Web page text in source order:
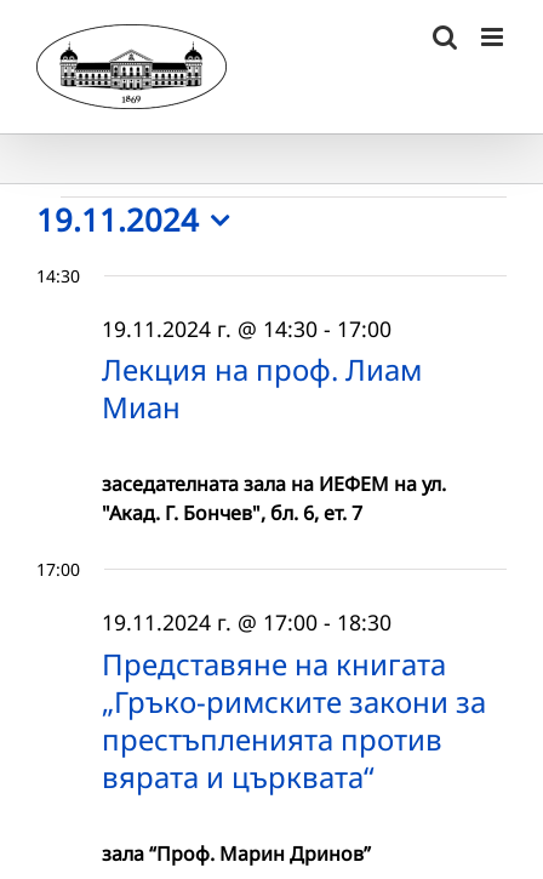
content
Събития
for
19.11.2024
19.11.2024
Select
date.
14:30
Лекция на проф. Лиам
Миан
19.11.2024 г. @ 14:30 - 17:00
заседателната зала на ИЕФЕМ на ул.
"Акад. Г. Бончев", бл. 6, ет. 7
17:00
Представяне на книгата
„Гръко-римските закони за
престъпленията против
вярата и църквата“
19.11.2024 г. @ 17:00 - 18:30
зала “Проф. Марин Дринов”